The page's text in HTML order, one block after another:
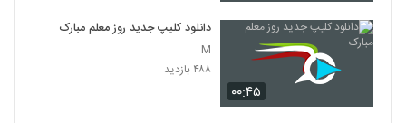
۰۰:۴۵
دانلود کلیپ جدید روز معلم مبارک
M
۴۸۸ بازدید